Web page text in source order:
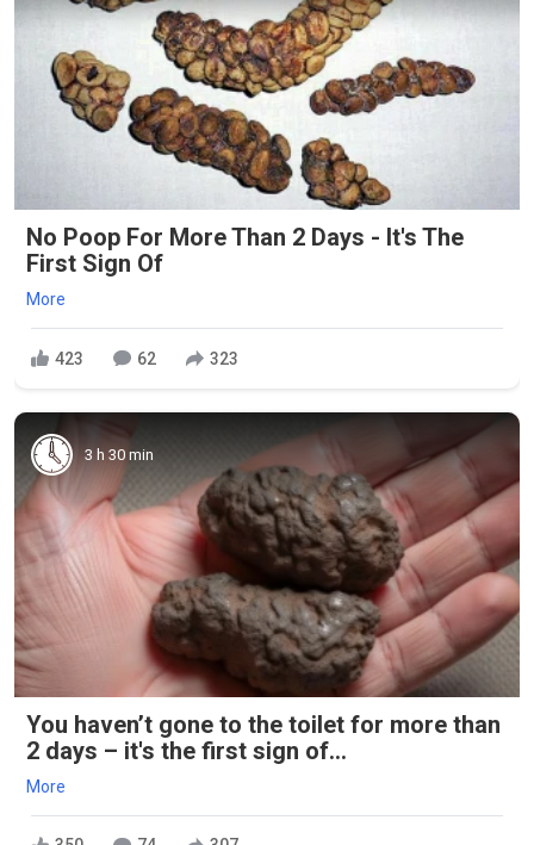
No Poop For More Than 2 Days - It's The
First Sign Of
More
423 62 323
3 h 30 min
You haven’t gone to the toilet for more than
2 days – it's the first sign of...
More